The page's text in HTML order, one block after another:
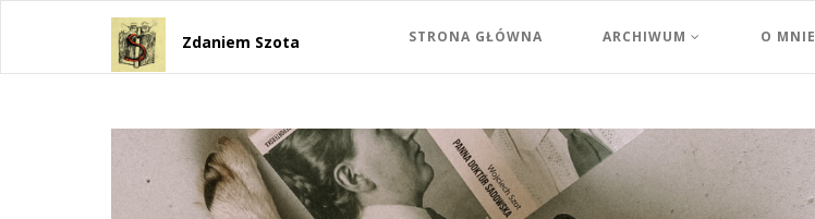
Zdaniem Szota STRONA GŁÓWNA ARCHIWUM O MNIE